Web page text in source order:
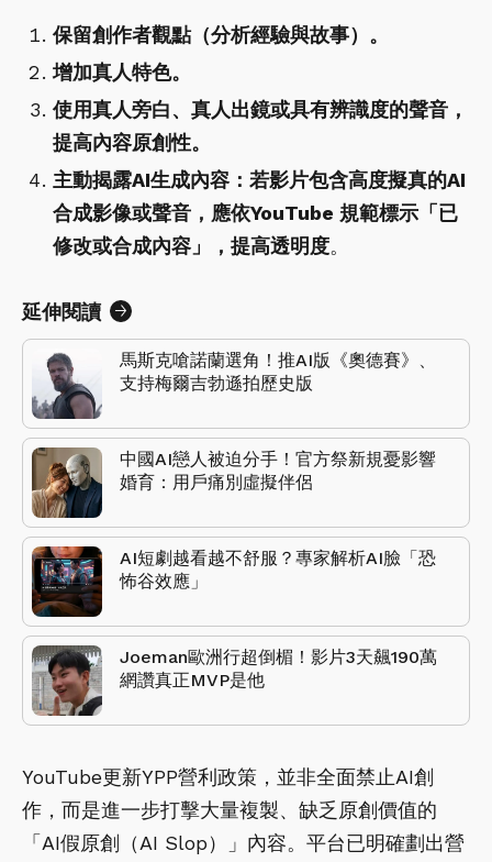
保留創作者觀點（分析經驗與故事）。
增加真人特色。
使用真人旁白、真人出鏡或具有辨識度的聲音，
提高內容原創性。
主動揭露AI生成內容：若影片包含高度擬真的AI
合成影像或聲音，應依YouTube 規範標示「已
修改或合成內容」，提高透明度。
延伸閱讀
馬斯克嗆諾蘭選角！推AI版《奧德賽》、
支持梅爾吉勃遜拍歷史版
中國AI戀人被迫分手！官方祭新規憂影響
婚育：用戶痛別虛擬伴侶
AI短劇越看越不舒服？專家解析AI臉「恐
怖谷效應」
Joeman歐洲行超倒楣！影片3天飆190萬
網讚真正MVP是他
YouTube更新YPP營利政策，並非全面禁止AI創
作，而是進一步打擊大量複製、缺乏原創價值的
「AI假原創（AI Slop）」內容。平台已明確劃出營